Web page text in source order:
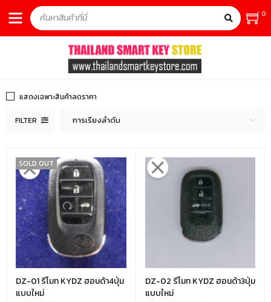
0
FILTER การเรียงลำดับ
แสดงเฉพาะสินค้าลดราคา
SOLD OUT
DZ-01 รีโมท KYDZ ฮอนด้า4ปุ่ม
แบบใหม่
DZ-02 รีโมท KYDZ ฮอนด้า3ปุ่ม
แบบใหม่